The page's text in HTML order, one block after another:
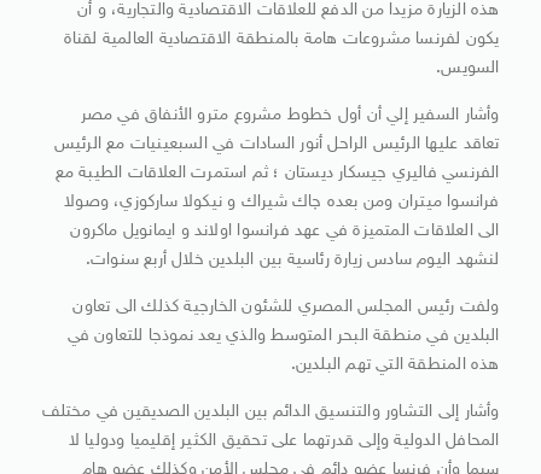
هذه الزيارة مزيدا من الدفع للعلاقات الاقتصادية والتجارية، و أن
يكون لفرنسا مشروعات هامة بالمنطقة الاقتصادية العالمية لقناة
السويس.
وأشار السفير إلي أن أول خطوط مشروع مترو الأنفاق في مصر
تعاقد عليها الرئيس الراحل أنور السادات في السبعينيات مع الرئيس
الفرنسي فاليري جيسكار ديستان ؛ ثم استمرت العلاقات الطيبة مع
فرانسوا ميتران ومن بعده چاك شيراك و نيكولا ساركوزي، وصولا
الى العلاقات المتميزة في عهد فرانسوا اولاند و ايمانويل ماكرون
لنشهد اليوم سادس زيارة رئاسية بين البلدين خلال أربع سنوات.
ولفت رئيس المجلس المصري للشئون الخارجية كذلك الى تعاون
البلدين في منطقة البحر المتوسط والذي يعد نموذجا للتعاون في
هذه المنطقة التي تهم البلدين.
وأشار إلى التشاور والتنسيق الدائم بين البلدين الصديقين في مختلف
المحافل الدولية وإلى قدرتهما على تحقيق الكثير إقليميا ودوليا لا